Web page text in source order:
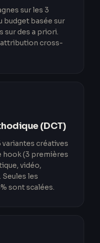
sur les 3
budget basée sur
sur des a priori.
cross-
(DCT)
variantes créatives
hook (3 premières
vidéo,
Seules les
sont scalées.